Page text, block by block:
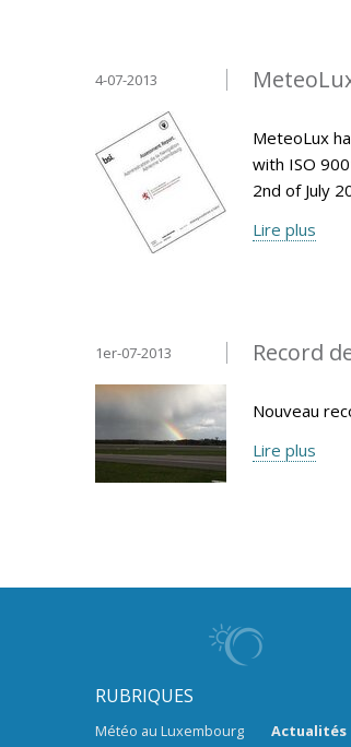
4-07-2013
MeteoLux
with ISO
2nd of July
Lire plus
Record
1er-07-2013
Nouveau
Lire plus
RUBRIQUES
Météo au Luxembourg Actualités